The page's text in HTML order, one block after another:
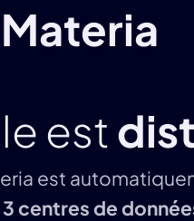
Materia
est
est
3 centres de